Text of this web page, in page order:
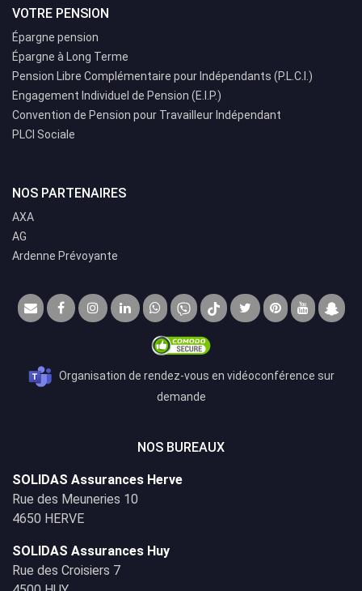
VOTRE PENSION
Épargne pension
Épargne à Long Terme
Pension Libre Complémentaire pour Indépendants (P.L.C.I.)
Engagement Individuel de Pension (E.I.P.)
Convention de Pension pour Travailleur Indépendant
PLCI Sociale
NOS PARTENAIRES
AXA
AG
Ardenne Prévoyante
Organisation de rendez-vous en vidéoconférence sur
demande
NOS BUREAUX
SOLIDAS Assurances Herve
Rue des Meuneries 10
4650 HERVE
SOLIDAS Assurances Huy
Rue des Croisiers 7